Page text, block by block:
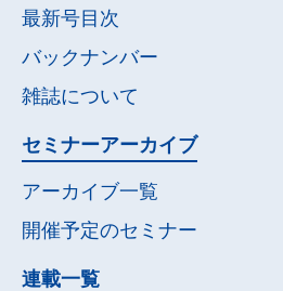
最新号目次
バックナンバー
雑誌について
セミナーアーカイブ
アーカイブ一覧
開催予定のセミナー
連載一覧